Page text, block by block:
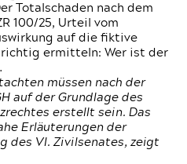
Totalschaden nach dem
100/25, Urteil vom
auf die fiktive
richtig ermitteln: Wer ist der
müssen nach der
auf der Grundlage des
erstellt sein. Das
Erläuterungen der
des VI. Zivilsenates, zeigt